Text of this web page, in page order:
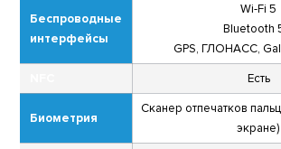
Беспроводные
интерфейсы
Wi-Fi 5
Bluetooth
GPS, ГЛОНАСС,
Есть
Биометрия
Сканер отпечатков
экране)